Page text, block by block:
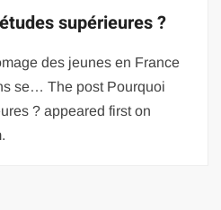
supérieures ?
des jeunes en France
se… The post Pourquoi
? appeared first on